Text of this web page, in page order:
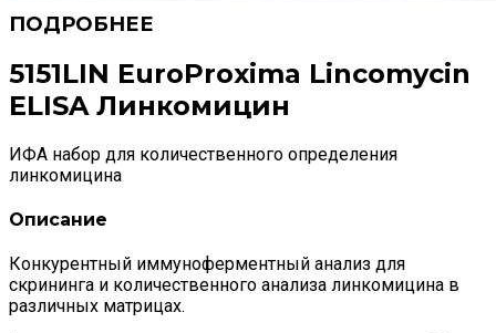
5151LIN EuroProxima Lincomycin
ELISA Линкомицин
ИФА набор для количественного определения
линкомицина
Описание
Конкурентный иммуноферментный анализ для
скрининга и количественного анализа линкомицина в
различных матрицах.